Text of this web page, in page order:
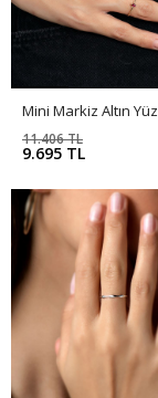
Mini Markiz Altın
9.695 TL
11.406 TL